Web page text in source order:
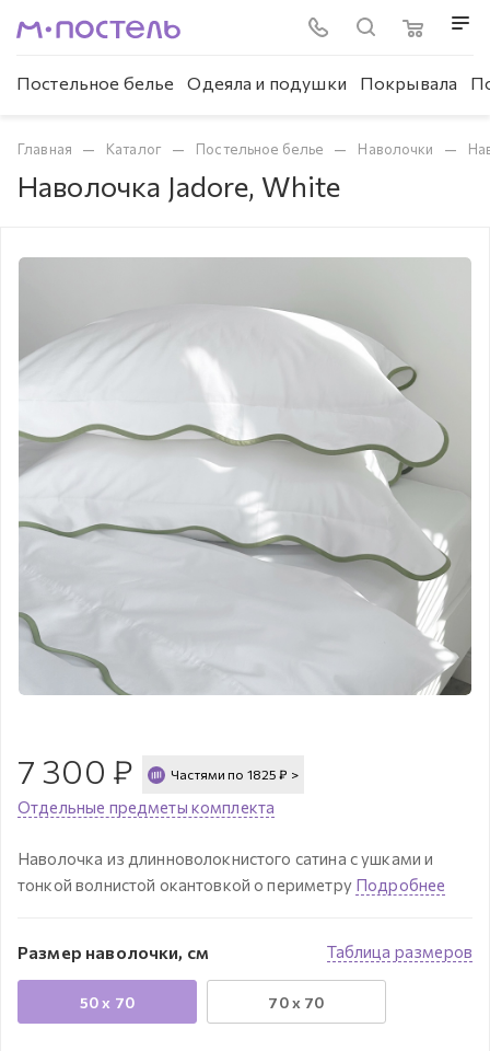
Постельное белье Одеяла и подушки Покрывала
Главная — Каталог — Постельное белье — Наволочки —
Наволочка Jadore, White
7 300 ₽ Частями по 1825 ₽ >
Отдельные предметы комплекта
Наволочка из длинноволокнистого сатина с ушками и
тонкой волнистой окантовкой о периметру Подробнее
Таблица размеров
Размер наволочки, см
50 х 70 70 х 70